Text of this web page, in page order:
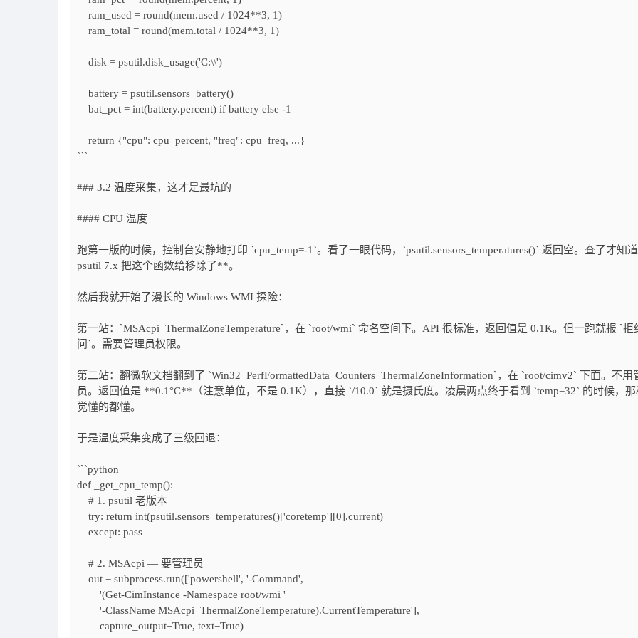
ram_used = round(mem.used / 1024**3, 1)
ram_total = round(mem.total / 1024**3, 1)
disk = psutil.disk_usage('C:\\')
battery = psutil.sensors_battery()
bat_pct = int(battery.percent) if battery else -1
return {"cpu": cpu_percent, "freq": cpu_freq, ...}
```
### 3.2 温度采集，这才是最坑的
#### CPU 温度
跑第一版的时候，控制台安静地打印 `cpu_temp=-1`。看了一眼代码，`psutil.sensors_temperatures()` 返回空。查了才知
psutil 7.x 把这个函数给移除了**。
然后我就开始了漫长的 Windows WMI 探险：
第一站：`MSAcpi_ThermalZoneTemperature`，在 `root/wmi` 命名空间下。API 很标准，返回值是 0.1K。但一跑就报 `拒
问`。需要管理员权限。
第二站：翻微软文档翻到了 `Win32_PerfFormattedData_Counters_ThermalZoneInformation`，在 `root/cimv2` 下面。不用
员。返回值是 **0.1°C**（注意单位，不是 0.1K），直接 `/10.0` 就是摄氏度。凌晨两点终于看到 `temp=32` 的时候，
觉懂的都懂。
于是温度采集变成了三级回退：
```python
def _get_cpu_temp():
# 1. psutil 老版本
try: return int(psutil.sensors_temperatures()['coretemp'][0].current)
except: pass
# 2. MSAcpi — 要管理员
out = subprocess.run(['powershell', '-Command',
'(Get-CimInstance -Namespace root/wmi '
'-ClassName MSAcpi_ThermalZoneTemperature).CurrentTemperature'],
capture_output=True, text=True)